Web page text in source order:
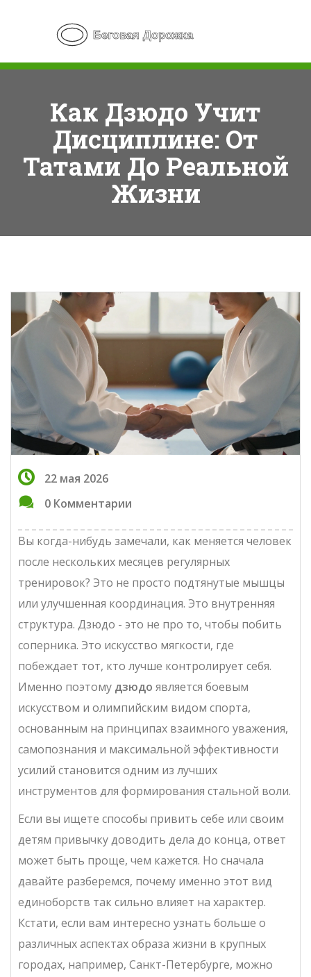
Как Дзюдо Учит
Дисциплине: От
Татами До Реальной
Жизни
22 мая 2026
0 Комментарии
Вы когда-нибудь замечали, как меняется человек
после нескольких месяцев регулярных
тренировок? Это не просто подтянутые мышцы
или улучшенная координация. Это внутренняя
структура. Дзюдо - это не про то, чтобы побить
соперника. Это искусство мягкости, где
побеждает тот, кто лучше контролирует себя.
Именно поэтому дзюдо является боевым
искусством и олимпийским видом спорта,
основанным на принципах взаимного уважения,
самопознания и максимальной эффективности
усилий становится одним из лучших
инструментов для формирования стальной воли.
Если вы ищете способы привить себе или своим
детям привычку доводить дела до конца, ответ
может быть проще, чем кажется. Но сначала
давайте разберемся, почему именно этот вид
единоборств так сильно влияет на характер.
Кстати, если вам интересно узнать больше о
различных аспектах образа жизни в крупных
городах, например, Санкт-Петербурге, можно